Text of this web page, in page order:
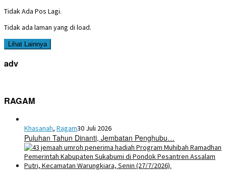
Tidak Ada Pos Lagi.
Tidak ada laman yang di load.
Lihat Lainnya
adv
RAGAM
Khasanah, Ragam30 Juli 2026
Puluhan Tahun Dinanti, Jembatan Penghubu…